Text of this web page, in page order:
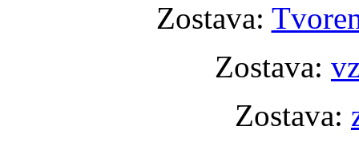
Zostava:
Zostava:
Zostava: